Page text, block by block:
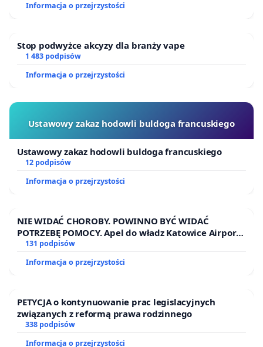
Informacja o przejrzystości
Stop podwyżce akcyzy dla branży vape
1 483 podpisów
Informacja o przejrzystości
Ustawowy zakaz hodowli buldoga francuskiego
Ustawowy zakaz hodowli buldoga francuskiego
12 podpisów
Informacja o przejrzystości
NIE WIDAĆ CHOROBY. POWINNO BYĆ WIDAĆ
POTRZEBĘ POMOCY. Apel do władz Katowice Airport
o przystąpienie do programu HIDDEN DISABILITIES
SUNFLOWER – SŁONECZNIK – UKRYTE
NIEPEŁNOSPRAWNOŚCI
131 podpisów
Informacja o przejrzystości
PETYCJA o kontynuowanie prac legislacyjnych
związanych z reformą prawa rodzinnego
338 podpisów
Informacja o przejrzystości